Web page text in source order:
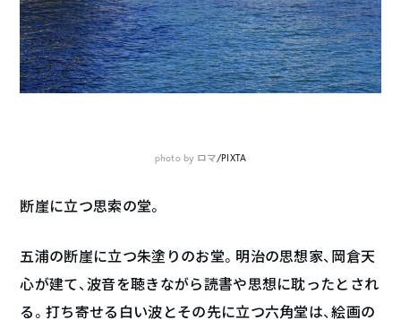
photo by ロマ/PIXTA
断崖に立つ思索の堂。
五浦の断崖に立つ朱塗りのお堂。明治の思想家、岡倉天
心が建て、波音を聴きながら読書や思想に耽ったとされ
る。打ち寄せる白い波とその先に立つ六角堂は、絵画の